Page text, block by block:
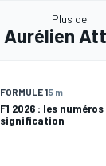
Plus de
Aurélien
FORMULE 15 m
F1 2026 : les
signification